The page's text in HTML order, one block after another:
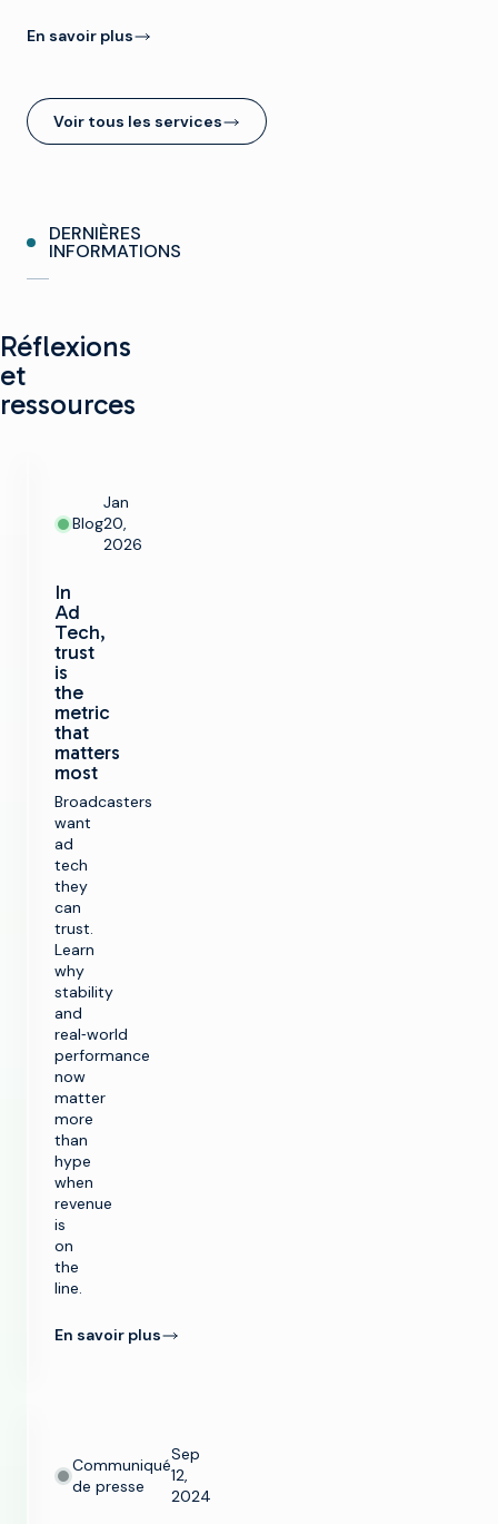
En savoir plus
Voir tous les services
DERNIÈRES
INFORMATIONS
Réflexions
et
ressources
Blog
Jan
20,
2026
In
Ad
Tech,
trust
is
the
metric
that
matters
most
Broadcasters
want
ad
tech
they
can
trust.
Learn
why
stability
and
real‑world
performance
now
matter
more
than
hype
when
revenue
is
on
the
line.
En savoir plus
Communiqué
de presse
Sep
12,
2024